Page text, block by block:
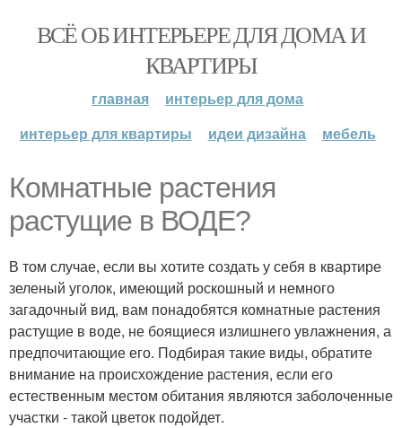
ВСЁ ОБ ИНТЕРЬЕРЕ ДЛЯ ДОМА И
КВАРТИРЫ
главная
интерьер для дома
интерьер для квартиры
идеи дизайна мебель
Комнатные растения
растущие в ВОДЕ?
В том случае, если вы хотите создать у себя в квартире
зеленый уголок, имеющий роскошный и немного
загадочный вид, вам понадобятся комнатные растения
растущие в воде, не боящиеся излишнего увлажнения, а
предпочитающие его. Подбирая такие виды, обратите
внимание на происхождение растения, если его
естественным местом обитания являются заболоченные
участки - такой цветок подойдет.